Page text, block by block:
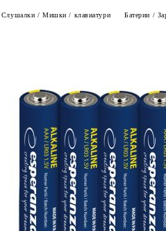
Слушалки / Мишки / клавиатури Батерии /